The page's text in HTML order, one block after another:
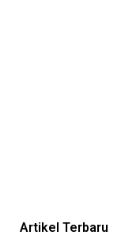
Artikel Terbaru